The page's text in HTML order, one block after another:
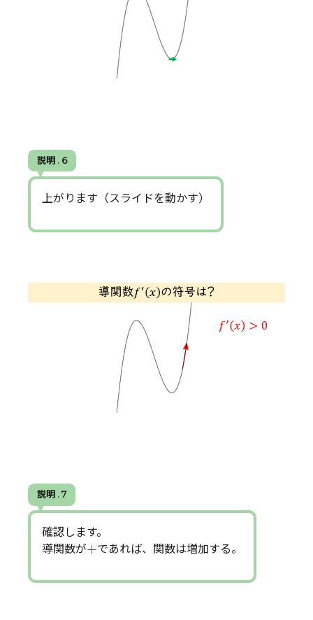
説明 . 6
上がります（スライドを動かす）
説明 . 7
確認します。
導関数が+
+ であれば、関数は増加する。